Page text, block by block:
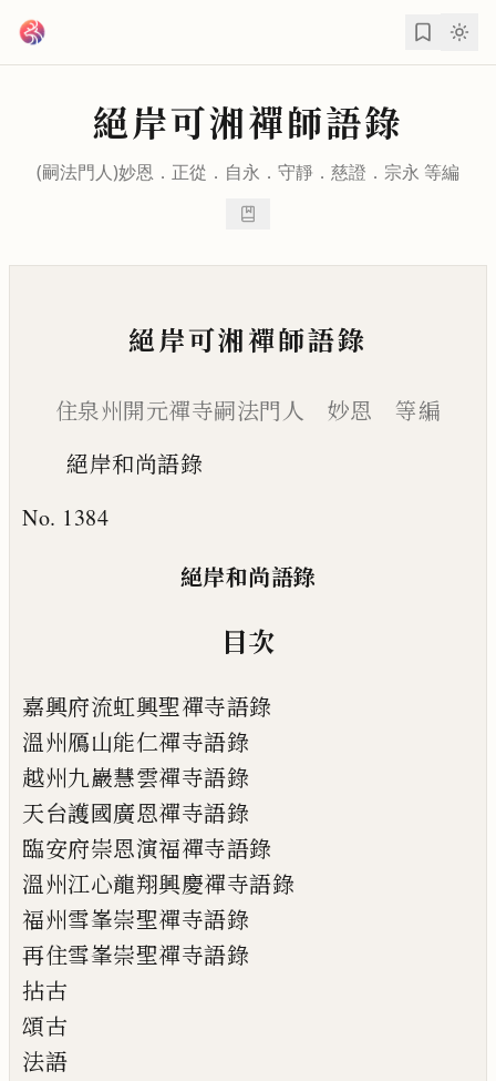
絕岸可湘禪師語錄
(嗣法門人)妙恩 ． 正從 ． 自永 ． 守靜 ． 慈證 ． 宗永 等編
絕岸可湘禪師語錄
住泉州開元禪寺嗣法門人 妙恩 等編
絕岸和尚語錄
No. 1384
絕岸和尚語錄
目次
嘉興府流虹興聖禪寺語錄
溫州鴈山能仁禪寺語錄
越州九巖慧雲禪寺語錄
天台護國廣恩禪寺語錄
臨安府崇恩演福禪寺語錄
溫州江心龍翔興慶禪寺語錄
福州雪峯崇聖禪寺語錄
再住雪峯崇聖禪寺語錄
拈古
頌古
法語